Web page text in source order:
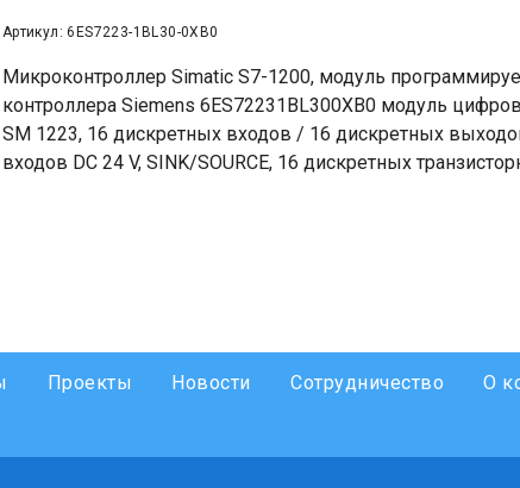
Артикул: 6ES7223-1BL30-0XB0
Микроконтроллер Simatic S7-1200, модуль
контроллера Siemens 6ES72231BL300XB0 модуль
SM 1223, 16 дискретных входов / 16 дискретных
входов DC 24 V, SINK/SOURCE, 16 дискретных
Проекты Новости Сотрудничество
О